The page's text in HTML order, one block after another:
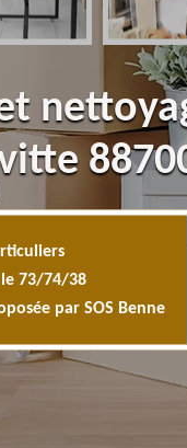
73/74/38
par SOS Benne